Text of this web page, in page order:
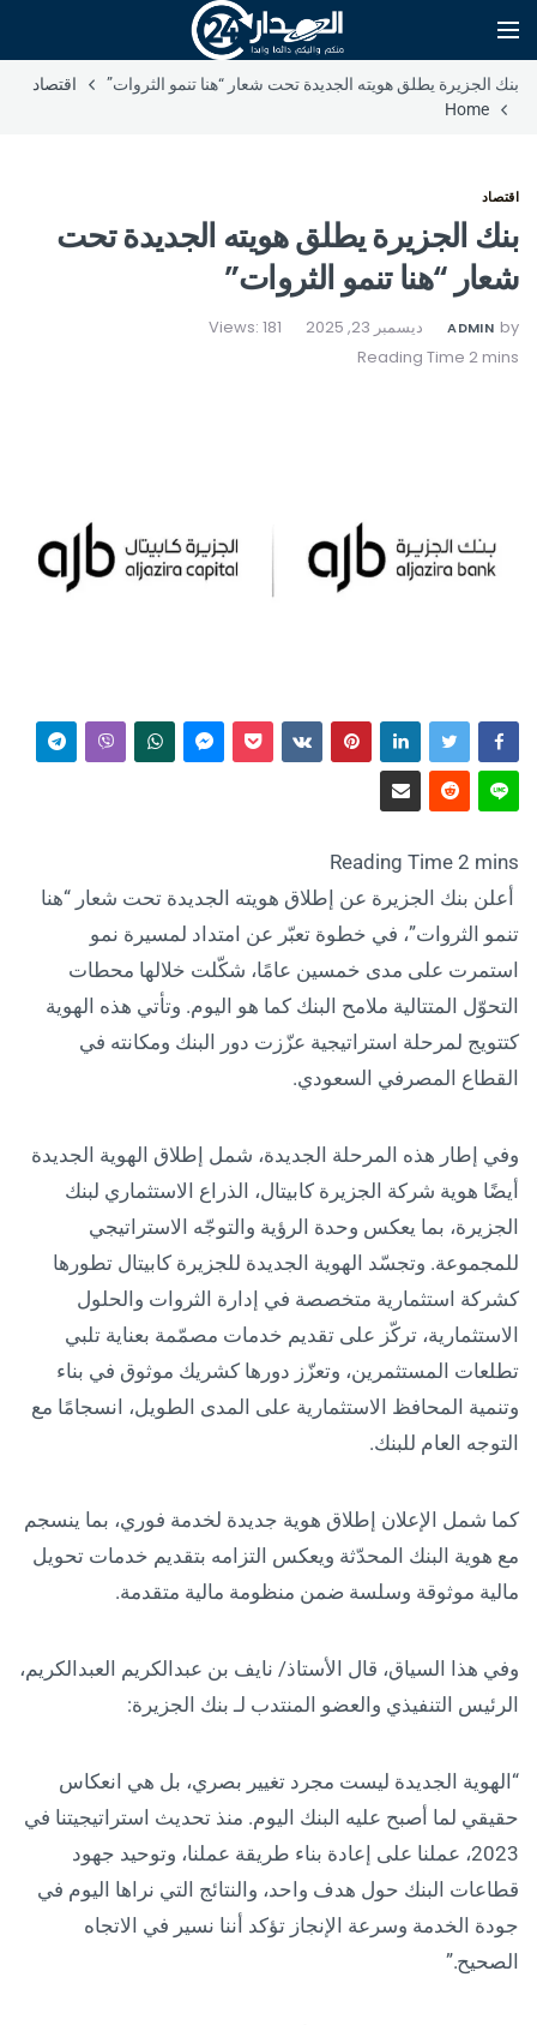
بنك الجزيرة يطلق هويته الجديدة تحت شعار “هنا تنمو الثروات”
اقتصاد
Home
اقتصاد
بنك الجزيرة يطلق هويته الجديدة تحت
شعار “هنا تنمو الثروات”
by
ADMIN ديسمبر 23, 2025 Views: 181
أعلن بنك الجزيرة عن إطلاق هويته الجديدة تحت شعار “هنا
تنمو الثروات”، في خطوة تعبّر عن امتداد لمسيرة نمو
استمرت على مدى خمسين عامًا، شكّلت خلالها محطات
التحوّل المتتالية ملامح البنك كما هو اليوم. وتأتي هذه الهوية
كتتويج لمرحلة استراتيجية عزّزت دور البنك ومكانته في
القطاع المصرفي السعودي.
وفي إطار هذه المرحلة الجديدة، شمل إطلاق الهوية الجديدة
أيضًا هوية شركة الجزيرة كابيتال، الذراع الاستثماري لبنك
الجزيرة، بما يعكس وحدة الرؤية والتوجّه الاستراتيجي
للمجموعة. وتجسّد الهوية الجديدة للجزيرة كابيتال تطورها
كشركة استثمارية متخصصة في إدارة الثروات والحلول
الاستثمارية، تركّز على تقديم خدمات مصمّمة بعناية تلبي
تطلعات المستثمرين، وتعزّز دورها كشريك موثوق في بناء
وتنمية المحافظ الاستثمارية على المدى الطويل، انسجامًا مع
التوجه العام للبنك.
كما شمل الإعلان إطلاق هوية جديدة لخدمة فوري، بما ينسجم
مع هوية البنك المحدّثة ويعكس التزامه بتقديم خدمات تحويل
مالية موثوقة وسلسة ضمن منظومة مالية متقدمة.
وفي هذا السياق، قال الأستاذ/ نايف بن عبدالكريم العبدالكريم،
الرئيس التنفيذي والعضو المنتدب لـ بنك الجزيرة:
“الهوية الجديدة ليست مجرد تغيير بصري، بل هي انعكاس
حقيقي لما أصبح عليه البنك اليوم. منذ تحديث استراتيجيتنا في
2023، عملنا على إعادة بناء طريقة عملنا، وتوحيد جهود
قطاعات البنك حول هدف واحد، والنتائج التي نراها اليوم في
جودة الخدمة وسرعة الإنجاز تؤكد أننا نسير في الاتجاه
الصحيح.”